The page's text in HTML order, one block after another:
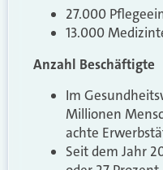
27.000
13.000
Anzahl Beschäftigte
Im
Millionen
achte
Seit dem Jahr